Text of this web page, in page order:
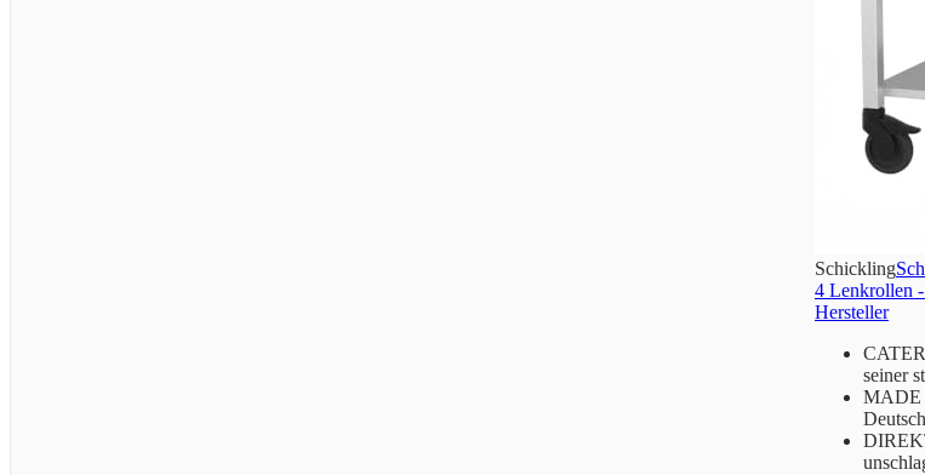
Schickling
4 Lenkrollen
Hersteller
seiner
MADE